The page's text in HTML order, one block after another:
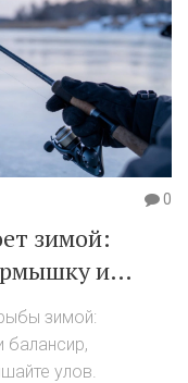
0
зимой:
и
зимой:
балансир,
улов.